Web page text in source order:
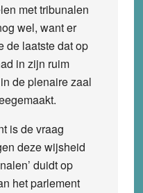
met tribunalen
wel, want er
de laatste dat op
in zijn ruim
de plenaire zaal
is de vraag
deze wijsheid
duidt op
het parlement